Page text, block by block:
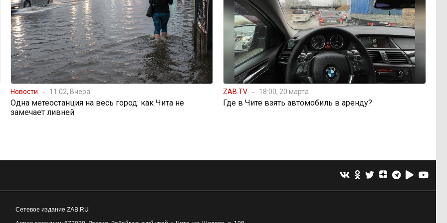
Новости 11:02, Вчера
Одна метеостанция на весь город: как Чита не
замечает ливней
ZAB.TV 18:00, 20 марта
Где в Чите взять автомобиль в аренду?
Сетевое издание ZAB.RU